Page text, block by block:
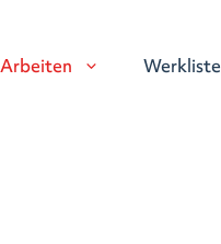
Arbeiten Werkliste